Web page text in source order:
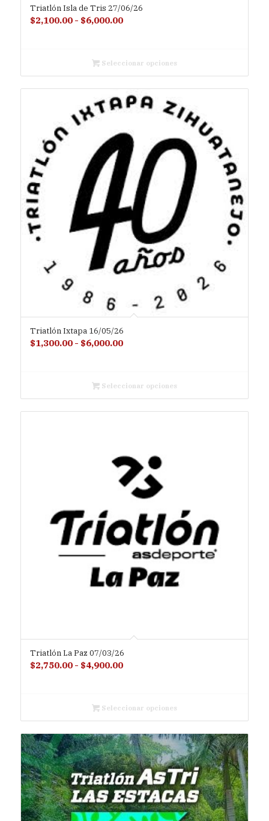
Triatlón Isla de Tris 27/06/26
$2,100.00 - $6,000.00Rango
desde
$2,100.00
hasta
$6,000.00
Seleccionar opciones
Triatlón Ixtapa 16/05/26
$1,300.00 - $6,000.00Rango
desde
$1,300.00
hasta
Seleccionar opciones
Triatlón La Paz 07/03/26
$2,750.00 - $4,900.00Rango
desde
$2,750.00
hasta
$4,900.00
Seleccionar opciones